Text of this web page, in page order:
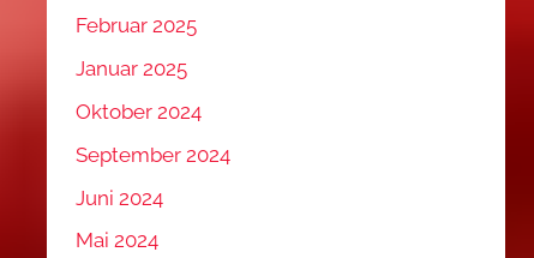
Februar 2025
Januar 2025
Oktober 2024
September 2024
Juni 2024
Mai 2024